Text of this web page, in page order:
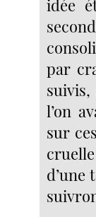
idée
par
suivis,
l’on
sur
d’une